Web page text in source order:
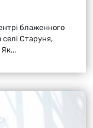
блаженного
Старуня,
Як...